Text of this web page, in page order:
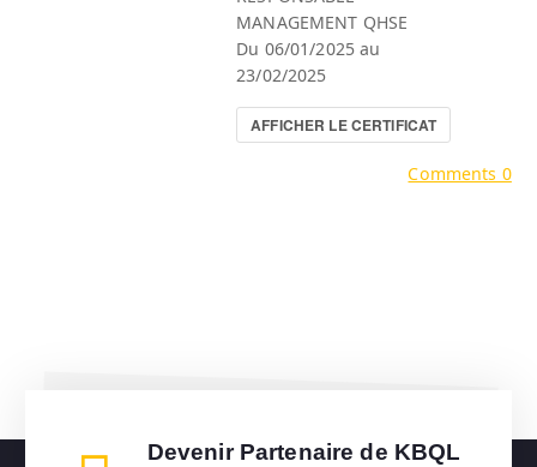
MANAGEMENT QHSE
Du 06/01/2025 au
23/02/2025
AFFICHER LE CERTIFICAT
Comments 0
Devenir Partenaire de KBQL